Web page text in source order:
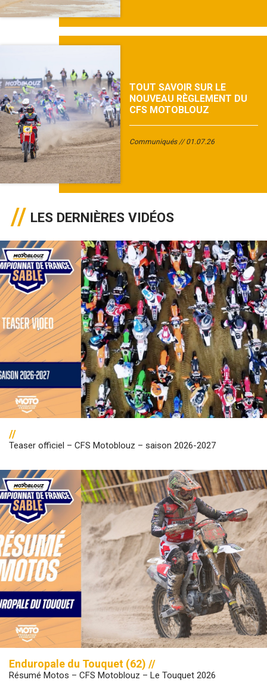
TOUT SAVOIR SUR LE
NOUVEAU RÈGLEMENT DU
CFS MOTOBLOUZ
Communiqués 01.07.26
LES DERNIÈRES VIDÉOS
//
Teaser officiel – CFS Motoblouz – saison 2026-2027
Enduropale du Touquet (62) //
Résumé Motos – CFS Motoblouz – Le Touquet 2026